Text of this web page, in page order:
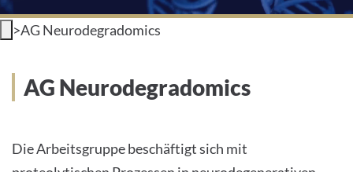
INTERNATIONALE PATIENTEN
>AG Neurodegradomics
AG Neurodegradomics
Die Arbeitsgruppe beschäftigt sich mit